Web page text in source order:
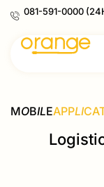
081-591-0000
MOBILEAPPLI